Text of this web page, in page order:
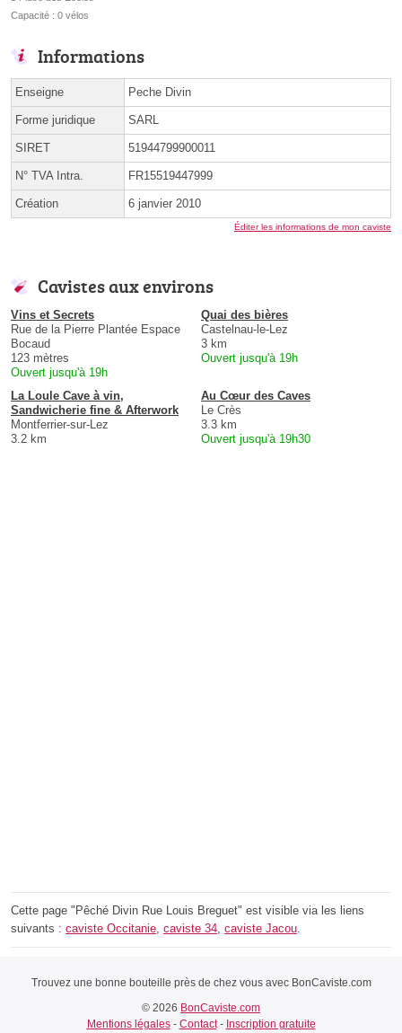
Capacité : 0 vélos
Informations
Enseigne Peche Divin
Forme juridique SARL
SIRET 51944799900011
N° TVA Intra. FR15519447999
Création 6 janvier 2010
Éditer les informations de mon caviste
Cavistes aux environs
Vins et Secrets
Rue de la Pierre Plantée Espace
Bocaud
123 mètres
Ouvert jusqu'à 19h
Quai des bières
Castelnau-le-Lez
3 km
Ouvert jusqu'à 19h
La Loule Cave à vin,
Sandwicherie fine & Afterwork
Montferrier-sur-Lez
3.2 km
Au Cœur des Caves
Le Crès
3.3 km
Ouvert jusqu'à 19h30
Cette page "Pêché Divin Rue Louis Breguet" est visible via les liens
suivants : caviste Occitanie, caviste 34, caviste Jacou.
Trouvez une bonne bouteille près de chez vous avec BonCaviste.com
© 2026 BonCaviste.com
Mentions légales- Contact- Inscription gratuite